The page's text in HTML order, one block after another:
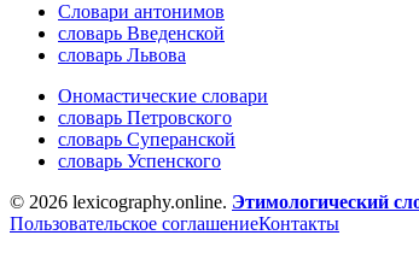
Словари антонимов
словарь Введенской
словарь Львова
Ономастические словари
словарь Петровского
словарь Суперанской
словарь Успенского
© 2026 lexicography.online. Этимологический
Пользовательское соглашениеКонтакты